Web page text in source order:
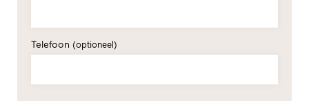
Telefoon (optioneel)